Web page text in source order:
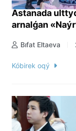
Astanada
arnalǵan
Bıfat Eltaeva
Kóbirek oqý